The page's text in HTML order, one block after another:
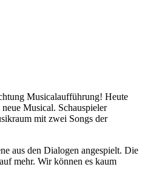
Musicalaufführung! Heute
Musical. Schauspieler
mit zwei Songs der
aus den Dialogen angespielt. Die
mehr. Wir können es kaum